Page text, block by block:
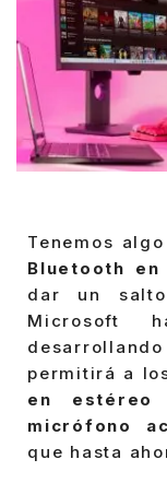
Tenemos
Bluetooth en
dar un
Microsoft
permitirá a
en
micrófono
que hasta